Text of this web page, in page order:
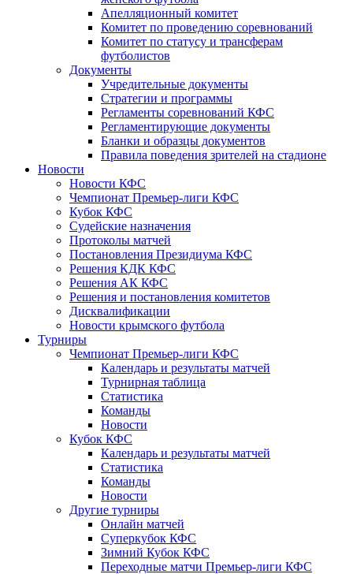
Апелляционный комитет
Комитет по проведению соревнований
Комитет по статусу и трансферам
футболистов
Документы
Учредительные документы
Стратегии и программы
Регламенты соревнований КФС
Регламентирующие документы
Бланки и образцы документов
Правила поведения зрителей на стадионе
Новости
Новости КФС
Чемпионат Премьер-лиги КФС
Кубок КФС
Судейские назначения
Протоколы матчей
Постановления Президиума КФС
Решения КДК КФС
Решения АК КФС
Решения и постановления комитетов
Дисквалификации
Новости крымского футбола
Турниры
Чемпионат Премьер-лиги КФС
Календарь и результаты матчей
Турнирная таблица
Статистика
Команды
Новости
Кубок КФС
Календарь и результаты матчей
Статистика
Команды
Новости
Другие турниры
Онлайн матчей
Суперкубок КФС
Зимний Кубок КФС
Переходные матчи Премьер-лиги КФС